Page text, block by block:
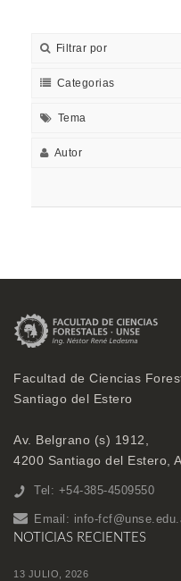
Filtrar por
Categorias
Tema
Autor
Facultad de Ciencias
Santiago del Estero
Av. Belgrano (s) 1912,
4200 Santiago del Estero,
Tel: +54-385-4509550
Email: info-
NOTICIAS RECIENTES
13 JULIO, 2026